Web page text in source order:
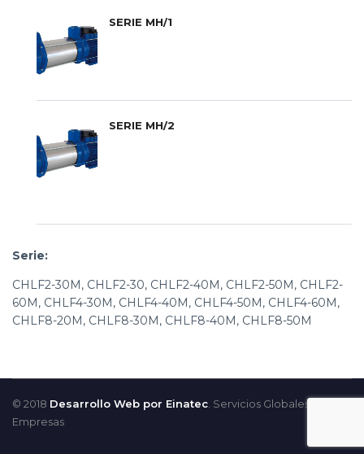
SERIE MH/1
SERIE MH/2
Serie:
CHLF2-30M, CHLF2-30, CHLF2-40M, CHLF2-50M, CHLF2-
60M, CHLF4-30M, CHLF4-40M, CHLF4-50M, CHLF4-60M,
CHLF8-20M, CHLF8-30M, CHLF8-40M, CHLF8-50M
© 2018 Desarrollo Web por Einatec . Servicios Globales para
Empresas